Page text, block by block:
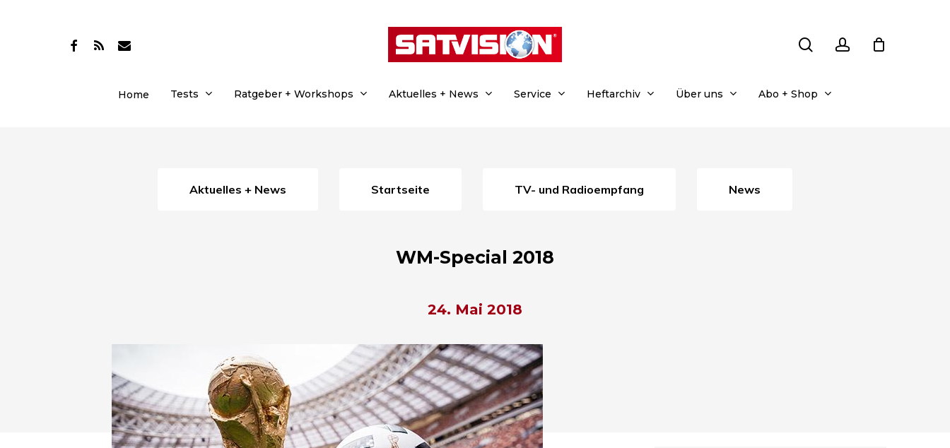
facebook
RSS email
Home Tests Ratgeber + Workshops Aktuelles + News Service Heftarchiv Über uns Abo + Shop
Aktuelles + News Startseite TV- und Radioempfang News
WM-Special 2018
24. Mai 2018